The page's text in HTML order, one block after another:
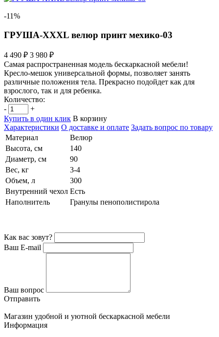
-11%
ГРУША-XXXL велюр принт мехико-03
4 490 ₽ 3 980 ₽
Самая распространенная модель бескаркасной мебели!
Кресло-мешок универсальной формы, позволяет занять
различные положения тела. Прекрасно подойдет как для
взрослого, так и для ребенка.
Количество:
-
+
Купить в один клик В корзину
Характеристики О доставке и оплате Задать вопрос по товару
Материал
Велюр
Высота, см
140
Диаметр, см
90
Вес, кг
3-4
Объем, л
300
Внутренний чехол Есть
Наполнитель
Гранулы пенополистирола
Как вас зовут?
Ваш E-mail
Ваш вопрос
Отправить
Магазин удобной и уютной бескаркасной мебели
Информация